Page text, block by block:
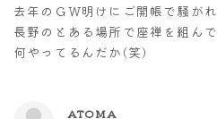
去年のＧＷ明けにご開帳で騒が
長野のとある場所で座禅を組んで
何やってるんだか(笑)
ATOMA